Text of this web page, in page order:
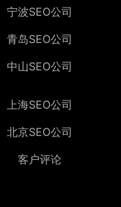
宁波SEO公司
青岛SEO公司
中山SEO公司
上海SEO公司
北京SEO公司
客户评论